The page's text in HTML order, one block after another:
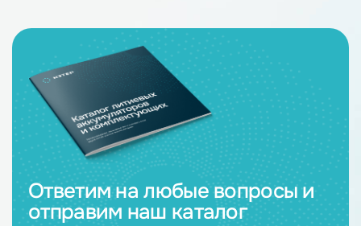
Ответим на любые вопросы и
отправим наш каталог